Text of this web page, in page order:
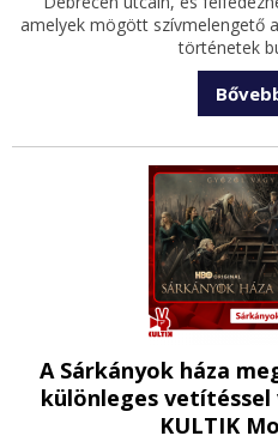
amelyek mögött szívmelengető
történetek
A Sárkányok háza
különleges
KULTIK